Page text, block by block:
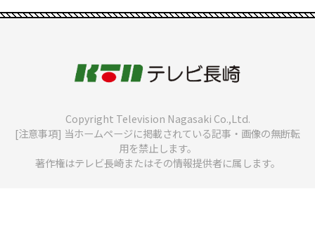
Copyright Television Nagasaki Co.,Ltd.
[注意事項] 当ホームページに掲載されている記事・画像の無断転
用を禁止します。
著作権はテレビ長崎またはその情報提供者に属します。